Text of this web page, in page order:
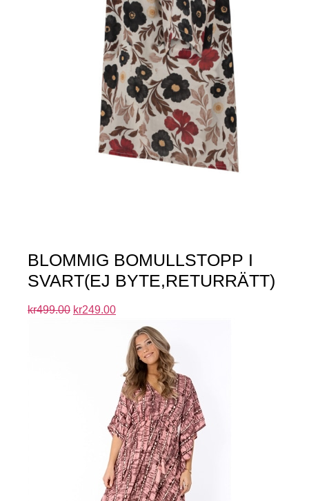
BLOMMIG BOMULLSTOPP I
SVART(EJ BYTE,RETURRÄTT)
kr499.00 kr249.00